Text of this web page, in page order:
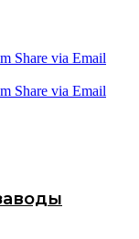
Share via Email
Share via Email